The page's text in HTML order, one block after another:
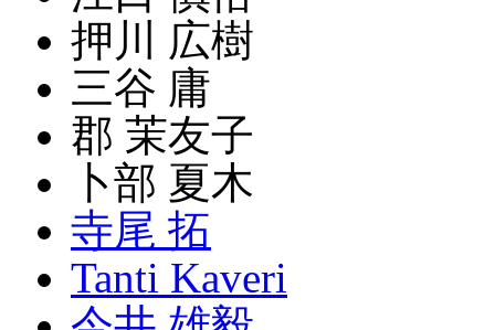
押川 広樹
三谷 庸
郡 茉友子
卜部 夏木
寺尾 拓
Tanti Kaveri